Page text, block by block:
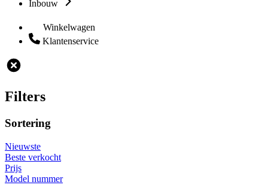
Inbouw
Winkelwagen
Klantenservice
Filters
Sortering
Nieuwste
Beste verkocht
Prijs
Model nummer